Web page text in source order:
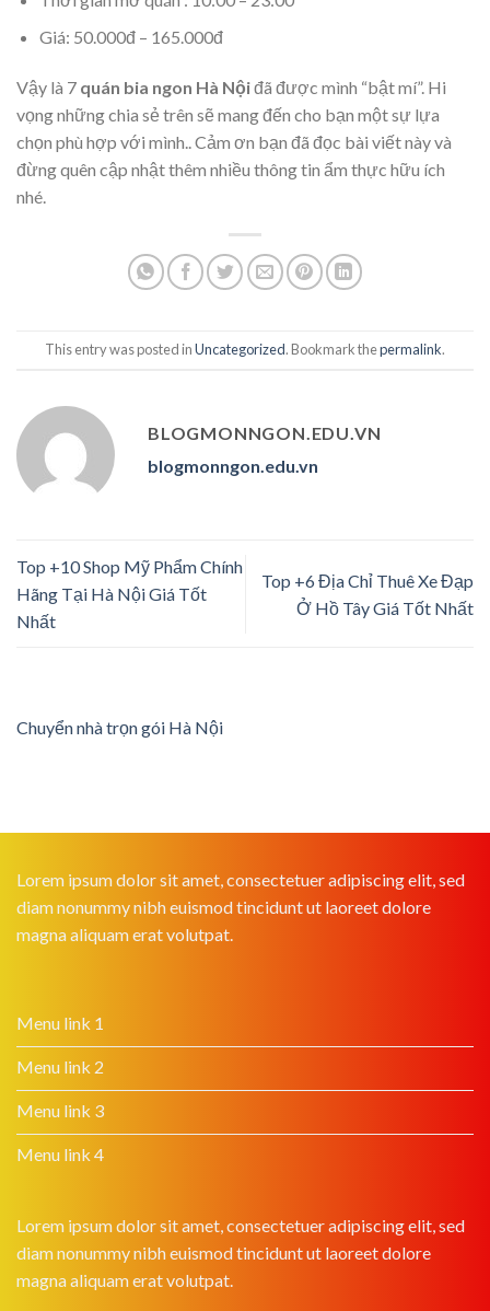
Giá: 50.000đ – 165.000đ
Vậy là 7 quán bia ngon Hà Nộiđã được mình “bật mí”. Hi
vọng những chia sẻ trên sẽ mang đến cho bạn một sự lựa
chọn phù hợp với mình.. Cảm ơn bạn đã đọc bài viết này và
đừng quên cập nhật thêm nhiều thông tin ẩm thực hữu ích
nhé.
This entry was posted inUncategorized. Bookmark thepermalink.
BLOGMONNGON.EDU.VN
blogmonngon.edu.vn
Top +10 Shop Mỹ Phẩm Chính
Hãng Tại Hà Nội Giá Tốt
Nhất
Top +6 Địa Chỉ Thuê Xe Đạp
Ở Hồ Tây Giá Tốt Nhất
Chuyển nhà trọn gói Hà Nội
Lorem ipsum dolor sit amet, consectetuer adipiscing elit, sed
diam nonummy nibh euismod tincidunt ut laoreet dolore
magna aliquam erat volutpat.
Menu link 1
Menu link 2
Menu link 3
Menu link 4
Lorem ipsum dolor sit amet, consectetuer adipiscing elit, sed
diam nonummy nibh euismod tincidunt ut laoreet dolore
magna aliquam erat volutpat.